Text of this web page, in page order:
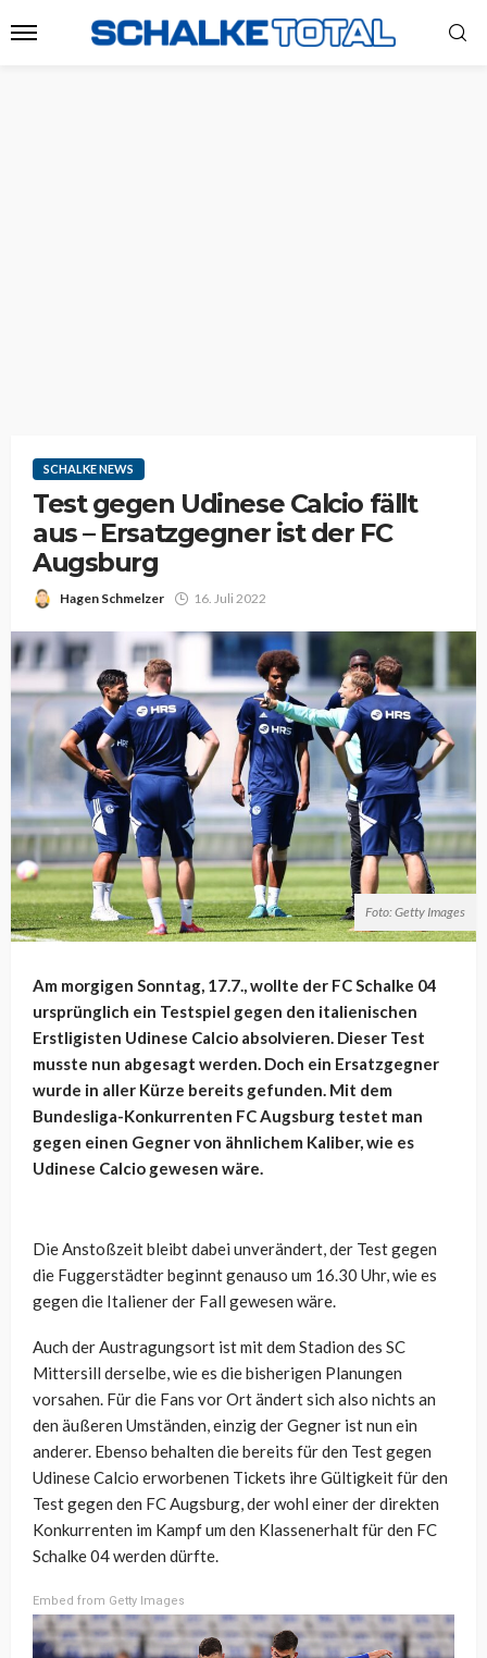
SCHALKE NEWS
Test gegen Udinese Calcio fällt
aus – Ersatzgegner ist der FC
Augsburg
Hagen Schmelzer 16. Juli 2022
Foto: Getty Images
Am morgigen Sonntag, 17.7., wollte der FC Schalke 04
ursprünglich ein Testspiel gegen den italienischen
Erstligisten Udinese Calcio absolvieren. Dieser Test
musste nun abgesagt werden. Doch ein Ersatzgegner
wurde in aller Kürze bereits gefunden. Mit dem
Bundesliga-Konkurrenten FC Augsburg testet man
gegen einen Gegner von ähnlichem Kaliber, wie es
Udinese Calcio gewesen wäre.
Die Anstoßzeit bleibt dabei unverändert, der Test gegen
die Fuggerstädter beginnt genauso um 16.30 Uhr, wie es
gegen die Italiener der Fall gewesen wäre.
Auch der Austragungsort ist mit dem Stadion des SC
Mittersill derselbe, wie es die bisherigen Planungen
vorsahen. Für die Fans vor Ort ändert sich also nichts an
den äußeren Umständen, einzig der Gegner ist nun ein
anderer. Ebenso behalten die bereits für den Test gegen
Udinese Calcio erworbenen Tickets ihre Gültigkeit für den
Test gegen den FC Augsburg, der wohl einer der direkten
Konkurrenten im Kampf um den Klassenerhalt für den FC
Schalke 04 werden dürfte.
Embed from Getty Images